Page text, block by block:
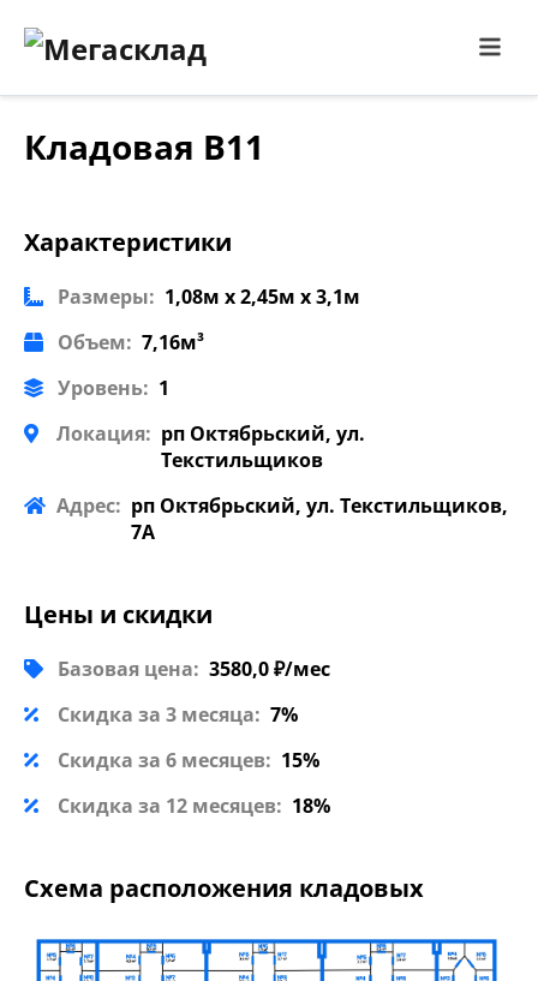
Кладовая В11
Характеристики
Размеры: 1,08м x 2,45м x 3,1м
Объем: 7,16м³
Уровень: 1
Локация: рп Октябрьский, ул.
Текстильщиков
Адрес: рп Октябрьский, ул. Текстильщиков,
7А
Цены и скидки
Базовая цена: 3580,0 ₽/мес
Скидка за 3 месяца: 7%
Скидка за 6 месяцев: 15%
Скидка за 12 месяцев: 18%
Схема расположения кладовых